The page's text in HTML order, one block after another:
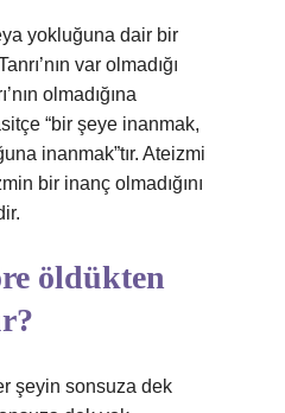
yokluğuna dair bir
var olmadığı
olmadığına
“bir şeye inanmak,
inanmak”tır. Ateizmi
bir inanç olmadığını
öldükten
şeyin sonsuza dek